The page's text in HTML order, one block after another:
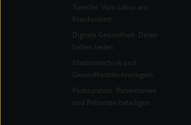
Transfer: Vom Labor ans
Krankenbett
Digitale Gesundheit: Daten
helfen heilen
Medizintechnik und
Gesundheitstechnologien
Partizipation: Patientinnen
und Patienten beteiligen